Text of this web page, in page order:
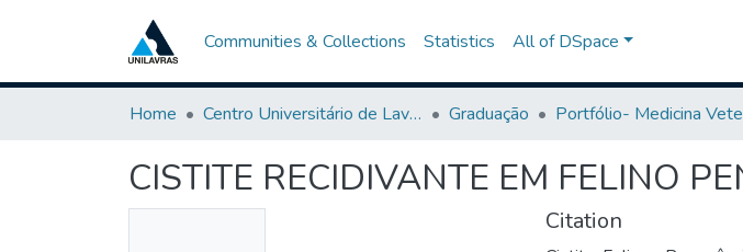
Communities & Collections Statistics All of DSpace
Home Centro Universitário de Lavras-UNILAVRAS Graduação
CISTITE RECIDIVANTE EM FELINO
Citation